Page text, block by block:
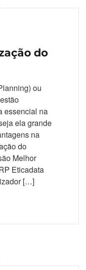
do
ou
essencial na
ela grande
na
do
Melhor
Eticadata
[…]